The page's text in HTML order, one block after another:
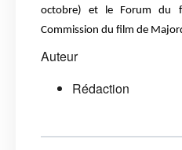
octobre) et le Forum du
Commission du film de
Auteur
Rédaction